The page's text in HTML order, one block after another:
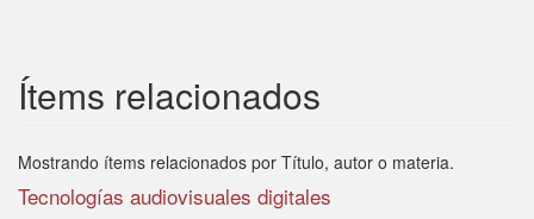
Ítems relacionados
Mostrando ítems relacionados por Título, autor o materia.
Tecnologías audiovisuales digitales